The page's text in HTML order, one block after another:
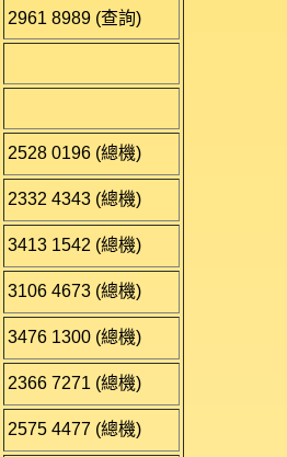
2961 8989 (查詢)
2528 0196 (總機)
2332 4343 (總機)
3413 1542 (總機)
3106 4673 (總機)
3476 1300 (總機)
2366 7271 (總機)
2575 4477 (總機)